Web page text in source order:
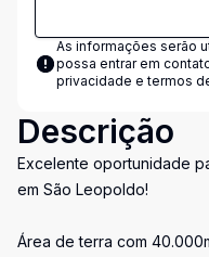
As informações serão
possa entrar em
privacidade e termos
Descrição
Excelente oportunidade
em São Leopoldo!
Área de terra com